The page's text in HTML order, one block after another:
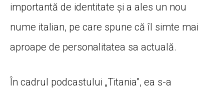
importantă de identitate și a ales un nou
nume italian, pe care spune că îl simte mai
aproape de personalitatea sa actuală.
În cadrul podcastului „Titania”, ea s-a